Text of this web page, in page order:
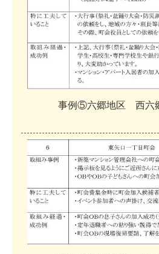
事例⑤六郷地区 西六